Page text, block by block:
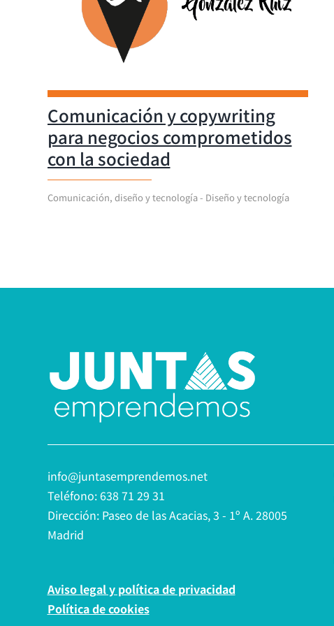
Comunicación y copywriting
para negocios comprometidos
con la sociedad
Comunicación, diseño y tecnología - Diseño y tecnología
info@juntasemprendemos.net
Teléfono: 638 71 29 31
Dirección: Paseo de las Acacias, 3 - 1º A. 28005
Madrid
Aviso legal y política de privacidad
Política de cookies